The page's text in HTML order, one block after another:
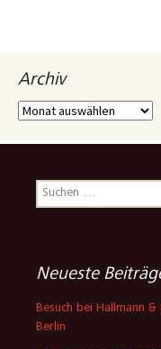
Archiv
Archiv
Suchen
nach:
Neueste
Besuch bei Hallmann &
Berlin